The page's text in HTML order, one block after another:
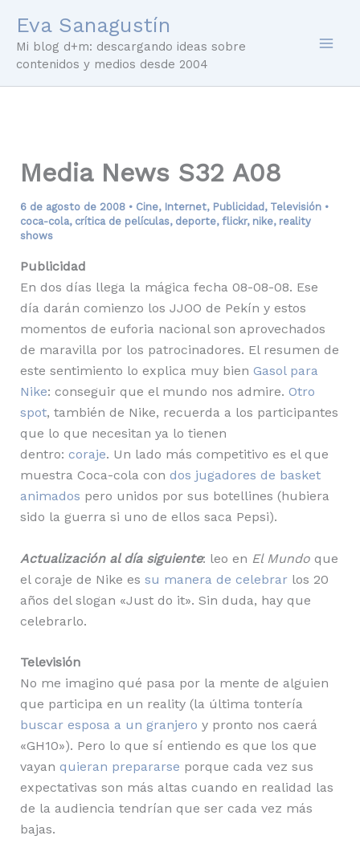
contenido
Eva Sanagustín
Mi blog d+m: descargando ideas sobre
contenidos y medios desde 2004
Media News S32 A08
6 de agosto de 2008 • Cine, Internet, Publicidad , Televisión•
coca-cola, crítica de películas, deporte, flickr, nike, reality
shows
Publicidad
En dos días llega la mágica fecha 08-08-08. Ese
día darán comienzo los JJOO de Pekín y estos
momentos de euforia nacional son aprovechados
de maravilla por los patrocinadores. El resumen de
este sentimiento lo explica muy bien Gasol para
Nike: conseguir que el mundo nos admire. Otro
spot, también de Nike, recuerda a los participantes
que lo que necesitan ya lo tienen
dentro: coraje. Un lado más competitivo es el que
muestra Coca-cola con dos jugadores de basket
animados pero unidos por sus botellines (hubiera
sido la guerra si uno de ellos saca Pepsi).
Actualización al día siguiente: leo en El Mundoque
el coraje de Nike es su manera de celebrarlos 20
años del slogan «Just do it». Sin duda, hay que
celebrarlo.
Televisión
No me imagino qué pasa por la mente de alguien
que participa en un reality (la última tontería
buscar esposa a un granjero y pronto nos caerá
«GH10»). Pero lo que sí entiendo es que los que
vayan quieran prepararse porque cada vez sus
expectativas son más altas cuando en realidad las
de la audiencia tendrían que ser cada vez más
bajas.